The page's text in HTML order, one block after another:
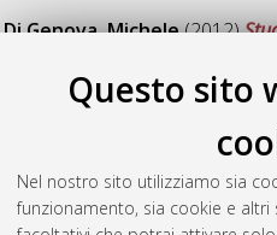
Questo sito
Nel nostro sito utilizziamo sia
funzionamento, sia cookie e
Di Genova, Michele(2012)
di Bologna, Corso di Studio in
DM509] - Forli', Documento ad
(2012)
orientamento est-ovest e uno a
termico applicato ad una